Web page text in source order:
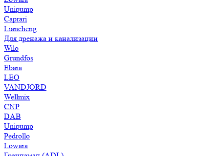
Unipump
Caprari
Liancheng
Для дренажа и канализации
Wilo
Grundfos
Ebara
LEO
VANDJORD
Wellmix
CNP
DAB
Unipump
Pedrollo
Lowara